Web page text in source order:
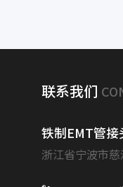
联系我们
铁制EMT管
浙江省宁波市